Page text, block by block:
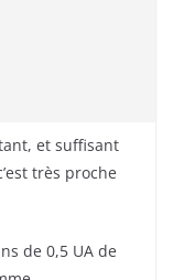
et suffisant
très proche
de 0,5 UA de